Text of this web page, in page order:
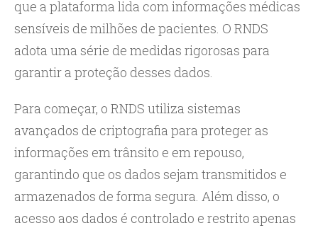
que a plataforma lida com informações médicas
sensíveis de milhões de pacientes. O RNDS
adota uma série de medidas rigorosas para
garantir a proteção desses dados.
Para começar, o RNDS utiliza sistemas
avançados de criptografia para proteger as
informações em trânsito e em repouso,
garantindo que os dados sejam transmitidos e
armazenados de forma segura. Além disso, o
acesso aos dados é controlado e restrito apenas